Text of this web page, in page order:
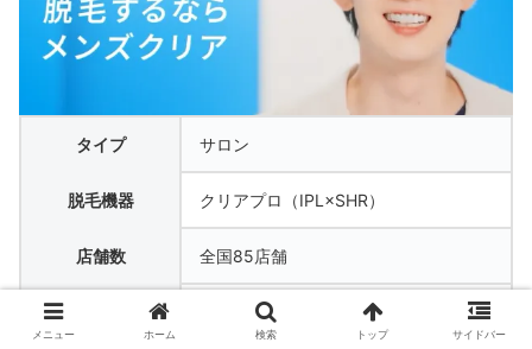
タイプ サロン
脱毛機器 クリアプロ（IPL×SHR）
店舗数 全国85店舗
女性スタッフ
（VIOは必ず男性スタッフ）
メニュー ホーム 検索 トップ サイドバー